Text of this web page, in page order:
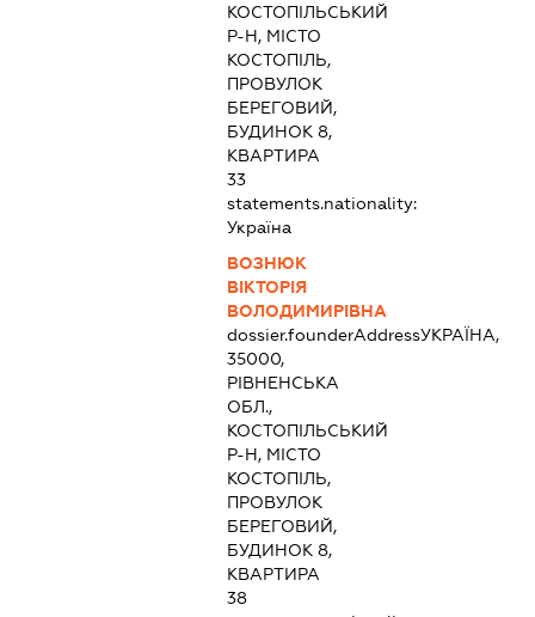
КОСТОПІЛЬСЬКИЙ
Р-Н, МІСТО
КОСТОПІЛЬ,
ПРОВУЛОК
БЕРЕГОВИЙ,
БУДИНОК 8,
КВАРТИРА
33
statements.nationality:
Україна
ВОЗНЮК
ВІКТОРІЯ
ВОЛОДИМИРІВНА
dossier.founderAddressУКРАЇНА,
35000,
РІВНЕНСЬКА
ОБЛ.,
КОСТОПІЛЬСЬКИЙ
Р-Н, МІСТО
КОСТОПІЛЬ,
ПРОВУЛОК
БЕРЕГОВИЙ,
БУДИНОК 8,
КВАРТИРА
38